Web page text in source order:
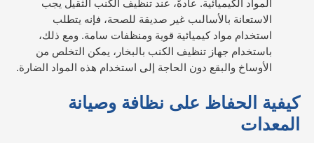
المواد الكيميائية. عادةً، عند تنظيف الكنب الثقيل يجب
الاستعانة بالأسالىب غير صديقة للصحة، فإنه يتطلب
استخدام مواد كيميائية قوية ومنظفات سامة. ومع ذلك،
باستخدام جهاز تنظيف الكنب بالبخار، يمكن التخلص من
الأوساخ والبقع دون الحاجة إلى استخدام هذه المواد الضارة.
كيفية الحفاظ على نظافة وصيانة
المعدات